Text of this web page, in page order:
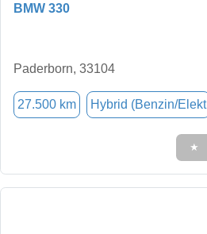
BMW 330
Paderborn, 33104
27.500 km Hybrid (Benzin/Elekt
★